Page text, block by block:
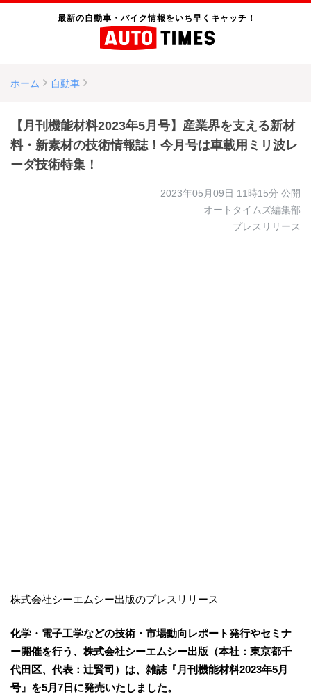
最新の自動車・バイク情報をいち早くキャッチ！
ホーム 自動車
【月刊機能材料2023年5月号】産業界を支える新材
料・新素材の技術情報誌！今月号は車載用ミリ波レ
ーダ技術特集！
2023年05月09日 11時15分 公開
オートタイムズ編集部
プレスリリース
株式会社シーエムシー出版のプレスリリース
化学・電子工学などの技術・市場動向レポート発行やセミナ
ー開催を行う、株式会社シーエムシー出版（本社：東京都千
代田区、代表：辻賢司）は、雑誌『月刊機能材料2023年5月
号』を5月7日に発売いたしました。